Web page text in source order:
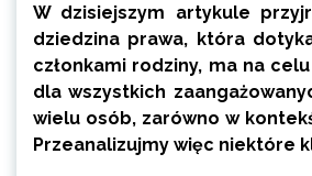
W dzisiejszym artykule
dziedzina prawa, która
członkami rodziny, ma na
dla wszystkich
wielu osób, zarówno w
Przeanalizujmy więc niektóre